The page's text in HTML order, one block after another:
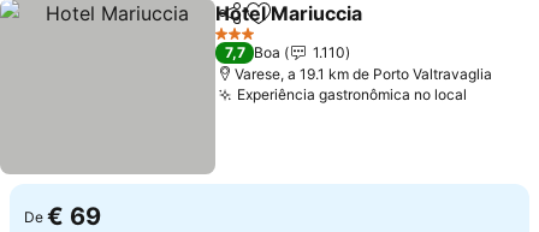
PartilharAdicionar aos favoritos
Hotel Mariuccia
3 Estrelas
7,7 Boa
1.110
Varese, a 19.1 km de Porto Valtravaglia
Experiência gastronômica no local
De € 69